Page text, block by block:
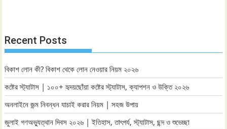
Recent Posts
বিকাশ লোন কী? বিকাশ থেকে লোন নেওয়ার নিয়ম ২০২৬
কষ্টের স্ট্যাটাস | ১০০+ হৃদয়ছোঁয়া কষ্টের স্ট্যাটাস, ক্যাপশন ও উক্তি ২০২৬
অনলাইনে জন্ম নিবন্ধন যাচাই করার নিয়ম | সহজ উপায়
জুলাই গণঅভ্যুত্থান দিবস ২০২৬ | ইতিহাস, তাৎপর্য, স্ট্যাটাস, ছন্দ ও শুভেচ্ছা